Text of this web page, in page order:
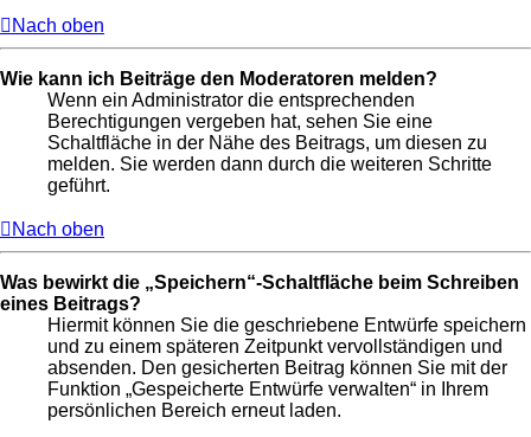
Nach oben
Wie kann ich Beiträge den Moderatoren melden?
Wenn ein Administrator die entsprechenden
Berechtigungen vergeben hat, sehen Sie eine
Schaltfläche in der Nähe des Beitrags, um diesen zu
melden. Sie werden dann durch die weiteren Schritte
geführt.
Nach oben
Was bewirkt die „Speichern“-Schaltfläche beim Schreiben
eines Beitrags?
Hiermit können Sie die geschriebene Entwürfe speichern
und zu einem späteren Zeitpunkt vervollständigen und
absenden. Den gesicherten Beitrag können Sie mit der
Funktion „Gespeicherte Entwürfe verwalten“ in Ihrem
persönlichen Bereich erneut laden.